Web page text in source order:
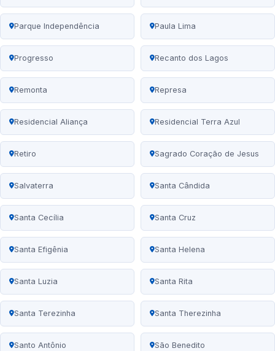
Parque Independência Paula Lima
Progresso Recanto dos Lagos
Remonta Represa
Residencial Aliança Residencial Terra Azul
Retiro Sagrado Coração de Jesus
Salvaterra Santa Cândida
Santa Cecília Santa Cruz
Santa Efigênia Santa Helena
Santa Luzia Santa Rita
Santa Terezinha Santa Therezinha
Santo Antônio São Benedito